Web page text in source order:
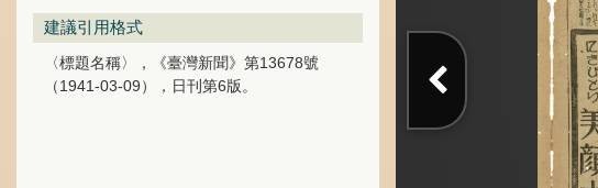
建議引用格式
〈標題名稱〉，《臺灣新聞》第13678號
（1941-03-09），日刊第6版。